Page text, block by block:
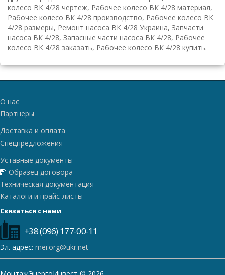
колесо ВК 4/28 чертеж, Рабочее колесо ВК 4/28 материал,
Рабочее колесо ВК 4/28 производство, Рабочее колесо ВК
4/28 размеры, Ремонт насоса ВК 4/28 Украина, Запчасти
насоса ВК 4/28, Запасные части насоса ВК 4/28, Рабочее
колесо ВК 4/28 заказать, Рабочее колесо ВК 4/28 купить.
О нас
Партнеры
Доставка и оплата
Спецпредложения
Уставные документы
Образец договора
Техническая документация
Каталоги и прайс-листы
Связаться с нами
+38 (096) 177-00-11
Эл. адрес: mei.org@ukr.net